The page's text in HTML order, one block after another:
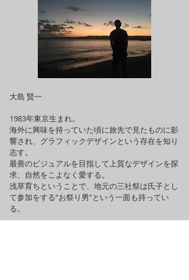
大島 賢一
1983年東京生まれ。
海外に興味を持っていた頃に旅先で見たものに影
響され、グラフィックデザインという存在を知り
志す。
最善のビジュアルを目指して上質なデザインを探
求、自然をこよなく愛する。
浅草育ちということで、地元の三社祭は氏子とし
て参加をする“お祭り男”という一面も持ってい
る。